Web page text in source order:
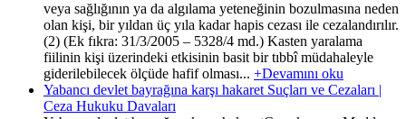
veya sağlığının ya da algılama yeteneğinin bozulmasına neden
olan kişi, bir yıldan üç yıla kadar hapis cezası ile cezalandırılır.
(2) (Ek fıkra: 31/3/2005 – 5328/4 md.) Kasten yaralama
fiilinin kişi üzerindeki etkisinin basit bir tıbbî müdahaleyle
giderilebilecek ölçüde hafif olması... +Devamını oku
Yabancı devlet bayrağına karşı hakaret Suçları ve Cezaları |
Ceza Hukuku Davaları